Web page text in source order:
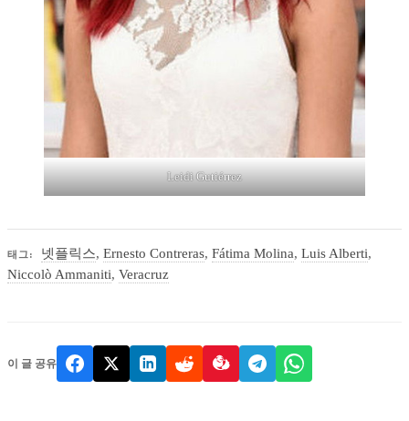
Leidi Gutiérrez
태그: 넷플릭스,Ernesto Contreras,Fátima Molina,Luis Alberti,
Niccolò Ammaniti, Veracruz
이 글 공유